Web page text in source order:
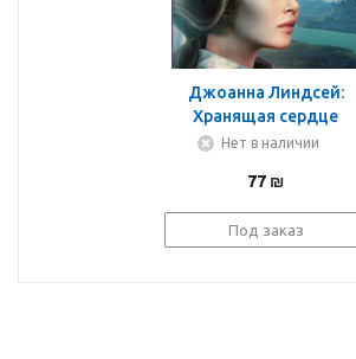
Джоанна Линдсей:
Хранящая сердце
Нет в наличии
77 ₪
Под заказ